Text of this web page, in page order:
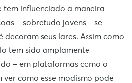
tem influenciado a maneira
– sobretudo jovens – se
decoram seus lares. Assim como
tem sido amplamente
– em plataformas como o
ver como esse modismo pode